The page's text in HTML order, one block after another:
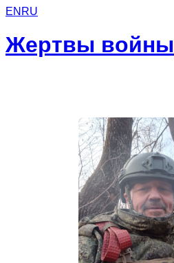
EN RU
Жертвы войны